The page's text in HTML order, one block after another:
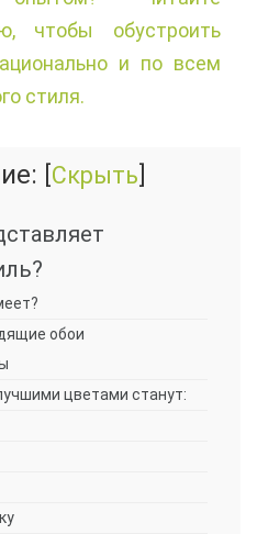
чтобы обустроить
и по всем
стиля.
Скрыть
обои
цветами станут: